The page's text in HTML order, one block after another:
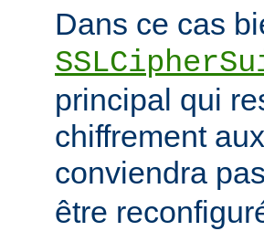
Dans ce cas
principal qui
chiffrement
conviendra
être